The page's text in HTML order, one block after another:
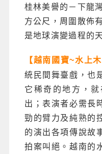
桂林美譽的－下龍
方公尺，周圍散佈
是地球演變過程的
【越南國寶~水上木
統民間舞臺戲，也
它稀奇的地方，
出；表演者必需長
勁的臂力及純熟的
的演出各項傳說故
拍案叫絕。越南的